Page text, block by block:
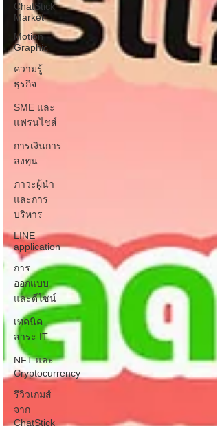
ChatStick
Market
Motion
Graphic
ความรู้
ธุรกิจ
SME และ
แฟรนไชส์
การเงินการ
ลงทุน
ภาวะผู้นำ
และการ
บริหาร
LINE
application
การ
ออกแบบ
และดีไซน์
เทคนิค
สาระ IT
NFT และ
Cryptocurrency
รีวิวเกมส์
จาก
ChatStick